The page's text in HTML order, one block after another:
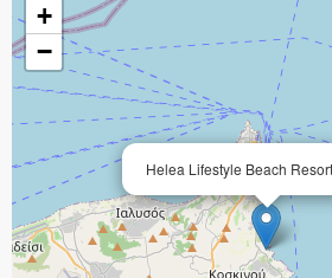
Helea Lifestyle Beach
+
−